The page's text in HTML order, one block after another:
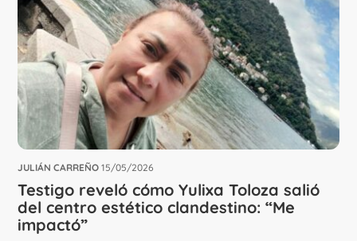
JULIÁN CARREÑO 15/05/2026
Testigo reveló cómo Yulixa Toloza salió
del centro estético clandestino: “Me
impactó”